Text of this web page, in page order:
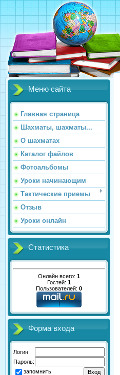
Меню сайта
Главная страница
Шахматы, шахматы...
О шахматах
Каталог файлов
Фотоальбомы
Уроки начинающим
Тактические приемы
Отзыв
Уроки онлайн
Статистика
Онлайн всего: 1
Гостей: 1
Пользователей: 0
Форма входа
Логин:
Пароль:
запомнить